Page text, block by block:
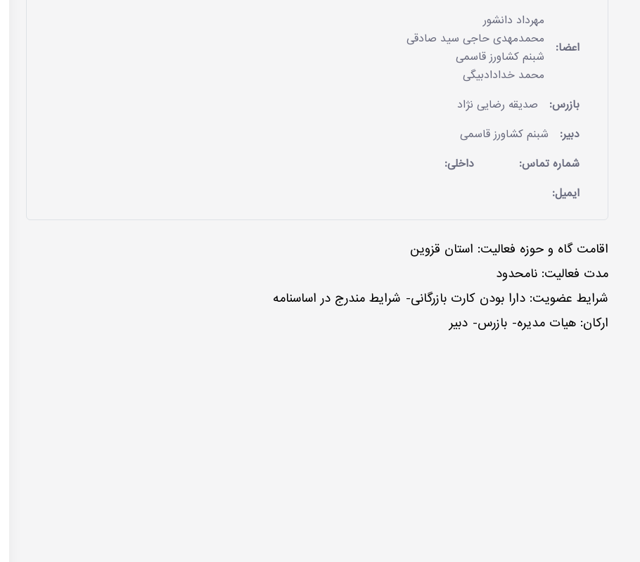
اعضا:
مهرداد دانشور
محمدمهدی حاجی سید صادقی
شبنم کشاورز قاسمی
محمد خدادادبیگی
بازرس:
صدیقه رضایی نژاد
دبیر:
شبنم کشاورز قاسمی
شماره تماس:
داخلی:
ایمیل:
اقامت گاه و حوزه فعالیت: استان قزوین
مدت فعالیت: نامحدود
شرایط عضویت: دارا بودن کارت بازرگانی- شرایط مندرج در اساسنامه
ارکان: هیات مدیره- بازرس- دبیر